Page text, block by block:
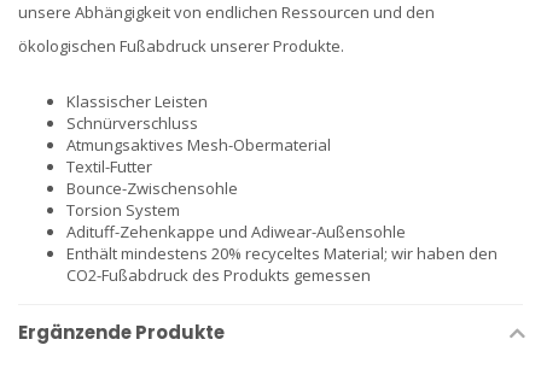
unsere Abhängigkeit von endlichen Ressourcen und den
ökologischen Fußabdruck unserer Produkte.
Klassischer Leisten
Schnürverschluss
Atmungsaktives Mesh-Obermaterial
Textil-Futter
Bounce-Zwischensohle
Torsion System
Adituff-Zehenkappe und Adiwear-Außensohle
Enthält mindestens 20% recyceltes Material; wir haben den
CO2-Fußabdruck des Produkts gemessen
Ergänzende Produkte